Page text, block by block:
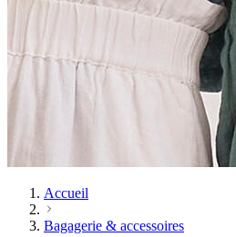
Accueil
Bagagerie & accessoires